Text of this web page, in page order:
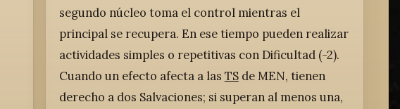
segundo núcleo toma el control mientras el
principal se recupera. En ese tiempo pueden realizar
actividades simples o repetitivas con Dificultad (-2).
Cuando un efecto afecta a las TSde MEN, tienen
derecho a dos Salvaciones; si superan al menos una,